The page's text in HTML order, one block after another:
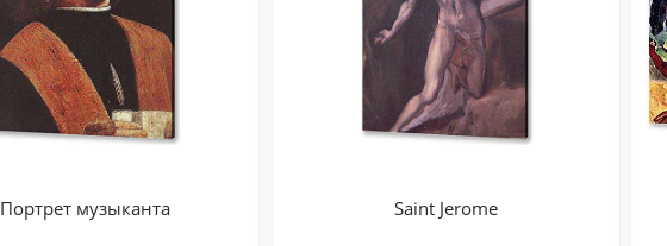
Портрет музыканта Saint Jerome